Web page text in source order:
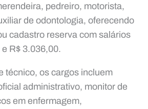
pedreiro, motorista,
de odontologia, oferecendo
cadastro reserva com salários
R$ 3.036,00.
técnico, os cargos incluem
administrativo, monitor de
em enfermagem,